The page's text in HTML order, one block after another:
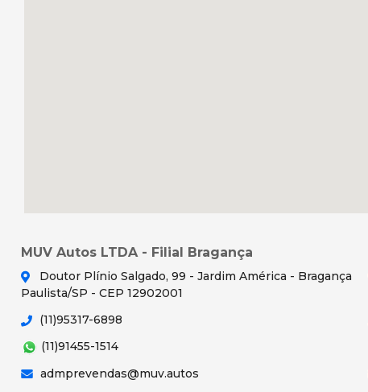
MUV Autos LTDA - Filial Bragança
Doutor Plínio Salgado, 99 - Jardim América - Bragança
Paulista/SP - CEP 12902001
(11)95317-6898
(11)91455-1514
admprevendas@muv.autos